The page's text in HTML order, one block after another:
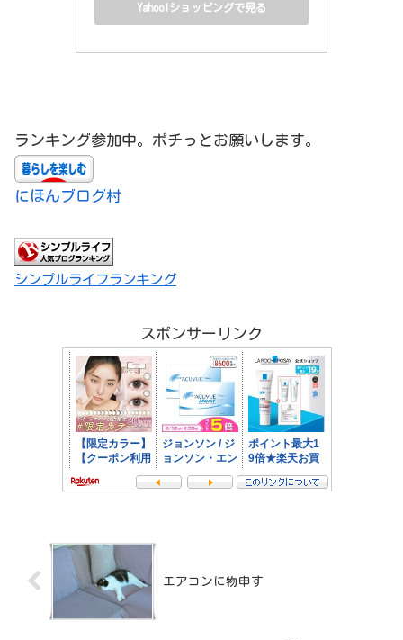
Yahoo!ショッピングで見る
ランキング参加中。ポチっとお願いします。
にほんブログ村
シンプルライフランキング
スポンサーリンク
エアコンに物申す